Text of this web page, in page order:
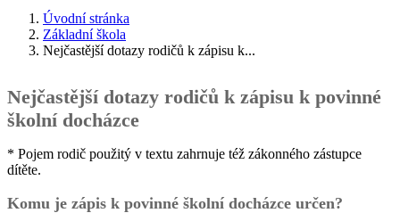
Úvodní stránka
Základní škola
Nejčastější dotazy rodičů k zápisu k...
Nejčastější dotazy rodičů k zápisu k povinné
školní docházce
* Pojem rodič použitý v textu zahrnuje též zákonného zástupce
dítěte.
Komu je zápis k povinné školní docházce určen?